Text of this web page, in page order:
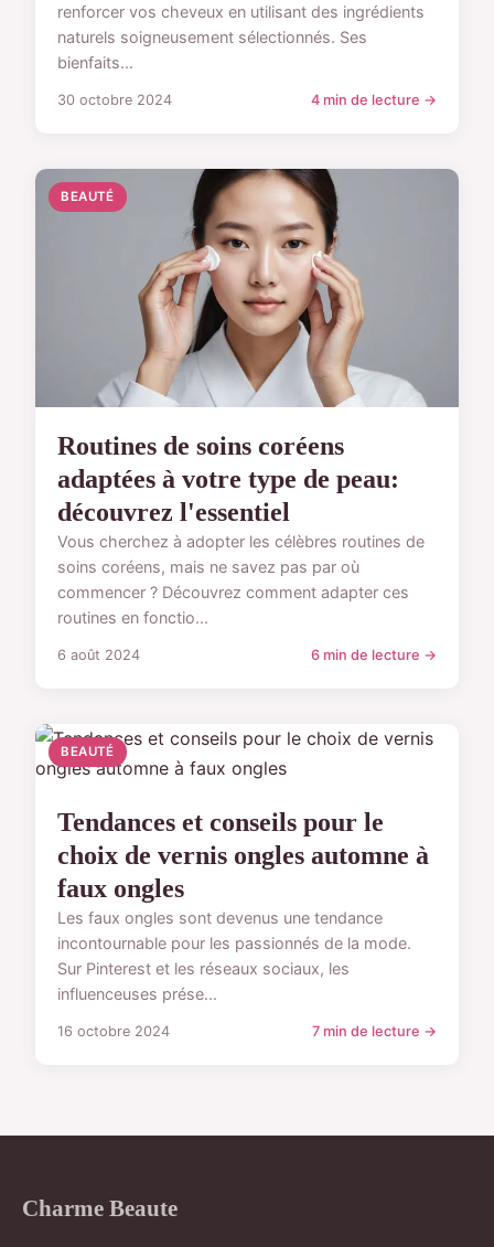
renforcer vos cheveux en utilisant des ingrédients
naturels soigneusement sélectionnés. Ses
bienfaits...
30 octobre 2024 4 min de lecture →
BEAUTÉ
Routines de soins coréens
adaptées à votre type de peau:
découvrez l'essentiel
Vous cherchez à adopter les célèbres routines de
soins coréens, mais ne savez pas par où
commencer ? Découvrez comment adapter ces
routines en fonctio...
6 août 2024 6 min de lecture →
BEAUTÉ
Tendances et conseils pour le
choix de vernis ongles automne à
faux ongles
Les faux ongles sont devenus une tendance
incontournable pour les passionnés de la mode.
Sur Pinterest et les réseaux sociaux, les
influenceuses prése...
16 octobre 2024 7 min de lecture →
Charme Beaute